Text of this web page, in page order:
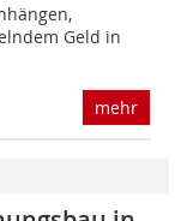
Geld in
mehr